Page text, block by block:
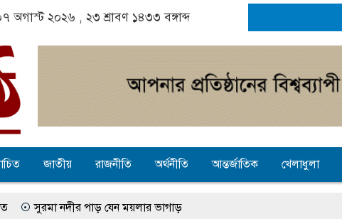
অগাস্ট ২০২৬ , ২৩ শ্রাবণ ১৪৩৩ বঙ্গাব্দ
জাতীয় রাজনীতি অর্থনীতি আন্তর্জাতিক খেলাধুলা
পাড় যেন ময়লার ভাগাড়